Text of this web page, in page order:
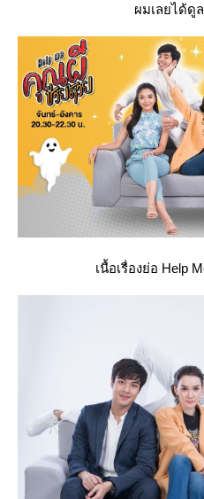
ผมเลยได้ดู
เนื้อเรื่องย่อ Help